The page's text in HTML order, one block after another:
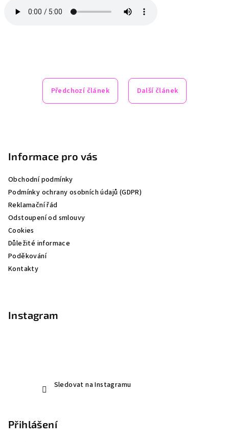
Předchozí článek Další článek
Informace pro vás
Obchodní podmínky
Podmínky ochrany osobních údajů (GDPR)
Reklamační řád
Odstoupení od smlouvy
Cookies
Důležité informace
Poděkování
Kontakty
Instagram
Sledovat na Instagramu
Přihlášení